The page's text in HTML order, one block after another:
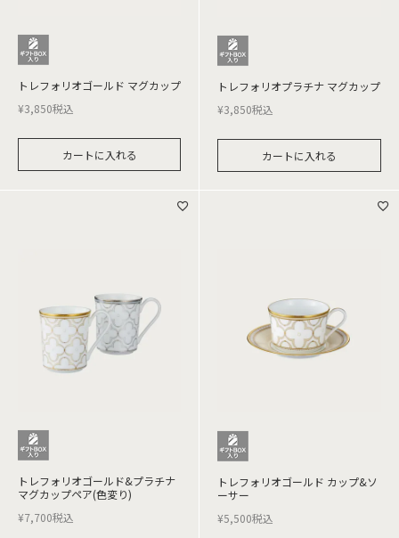
トレフォリオゴールド マグカップ
¥3,850税込
カートに入れる
トレフォリオプラチナ マグカップ
¥3,850税込
カートに入れる
トレフォリオゴールド&プラチナ
マグカップペア(色変り)
¥7,700税込
トレフォリオゴールド カップ&ソ
ーサー
¥5,500税込